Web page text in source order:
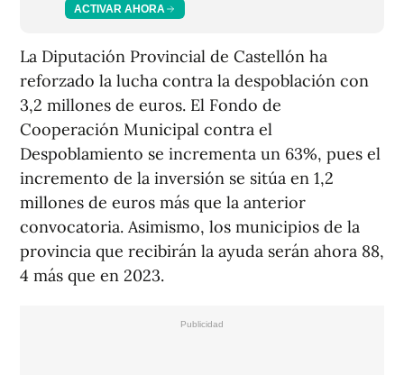
ACTIVAR AHORA
La Diputación Provincial de Castellón ha
reforzado la lucha contra la despoblación con
3,2 millones de euros. El Fondo de
Cooperación Municipal contra el
Despoblamiento se incrementa un 63%, pues el
incremento de la inversión se sitúa en 1,2
millones de euros más que la anterior
convocatoria. Asimismo, los municipios de la
provincia que recibirán la ayuda serán ahora 88,
4 más que en 2023.